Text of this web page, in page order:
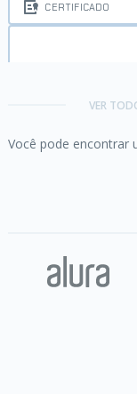
CERTIFICADO
VER
Você pode encontrar